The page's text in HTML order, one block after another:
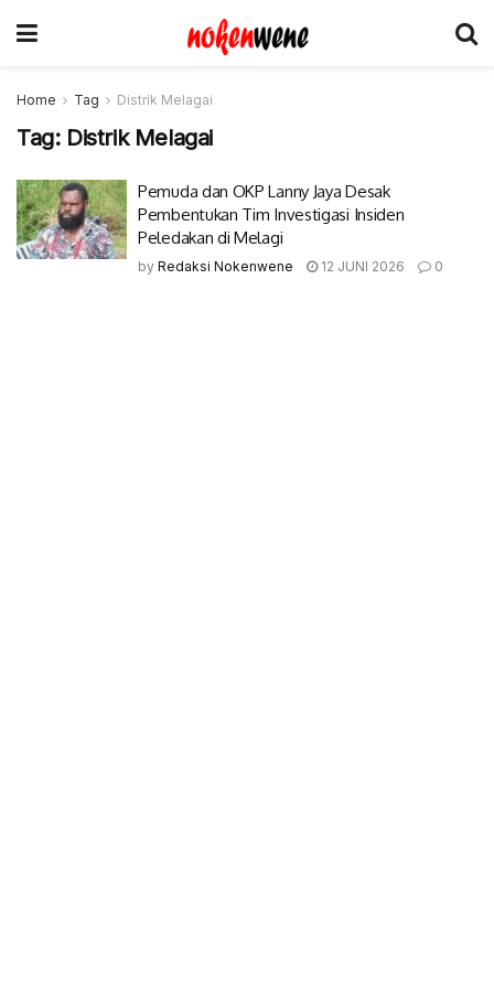
Home Tag Distrik Melagai
Tag: Distrik Melagai
Pemuda dan OKP Lanny Jaya Desak
Pembentukan Tim Investigasi Insiden
Peledakan di Melagi
by Redaksi Nokenwene 12 JUNI 2026 0